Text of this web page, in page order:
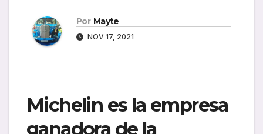
Por Mayte
NOV 17, 2021
Michelin es la empresa
ganadora de la